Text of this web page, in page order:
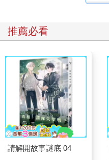
推薦必看
請解開故事謎底 04